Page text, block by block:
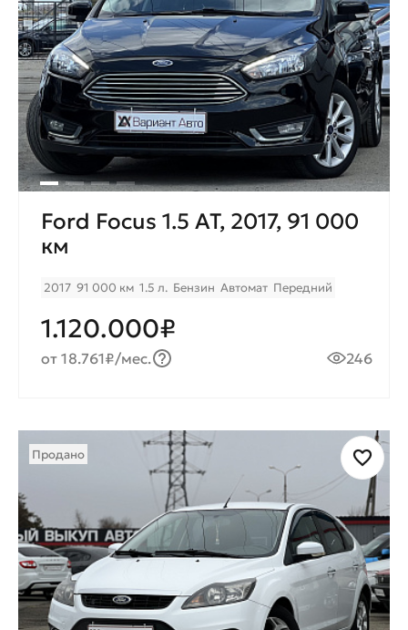
Ford Focus 1.5 AT, 2017, 91 000
км
2017 91 000 км 1.5 л. Бензин Автомат Передний
1.120.000₽
от 18.761₽/мес. 246
Продано